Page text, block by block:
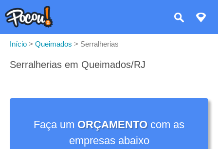
Início > Queimados > Serralherias
Serralherias em Queimados/RJ
Faça um ORÇAMENTOcom as
empresas abaixo